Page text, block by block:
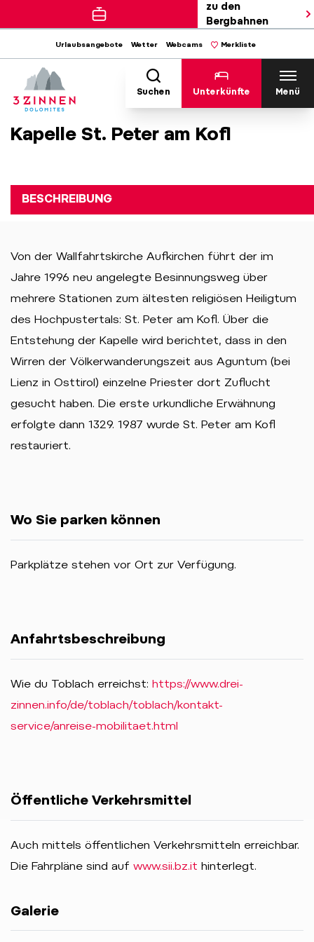
zu den
Bergbahnen
Urlaubsangebote Wetter Webcams Merkliste
Suchen Unterkünfte Menü
Kapelle St. Peter am Kofl
BESCHREIBUNG
Von der Wallfahrtskirche Aufkirchen führt der im
Jahre 1996 neu angelegte Besinnungsweg über
mehrere Stationen zum ältesten religiösen Heiligtum
des Hochpustertals: St. Peter am Kofl. Über die
Entstehung der Kapelle wird berichtet, dass in den
Wirren der Völkerwanderungszeit aus Aguntum (bei
Lienz in Osttirol) einzelne Priester dort Zuflucht
gesucht haben. Die erste urkundliche Erwähnung
erfolgte dann 1329. 1987 wurde St. Peter am Kofl
restauriert.
Wo Sie parken können
Parkplätze stehen vor Ort zur Verfügung.
Anfahrtsbeschreibung
Wie du Toblach erreichst: https://www.drei-
zinnen.info/de/toblach/toblach/kontakt-
service/anreise-mobilitaet.html
Öffentliche Verkehrsmittel
Auch mittels öffentlichen Verkehrsmitteln erreichbar.
Die Fahrpläne sind auf www.sii.bz.it hinterlegt.
Galerie